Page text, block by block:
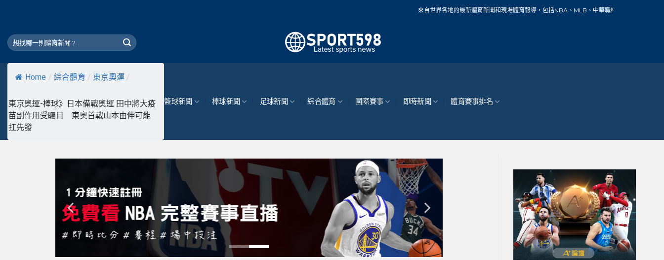
來自世界各地的最新體育新聞和現場體育報導，包括NBA、MLB、中華職棒、籃球、網球、足球、賽車、
Home / 綜合體育 / 東京奧運 /
東京奧運-棒球》日本備戰奧運 田中將大疫
苗副作用受矚目 東奧首戰山本由伸可能
扛先發
籃球新聞 棒球新聞 足球新聞 綜合體育 國際賽事 即時新聞 體育賽事排名